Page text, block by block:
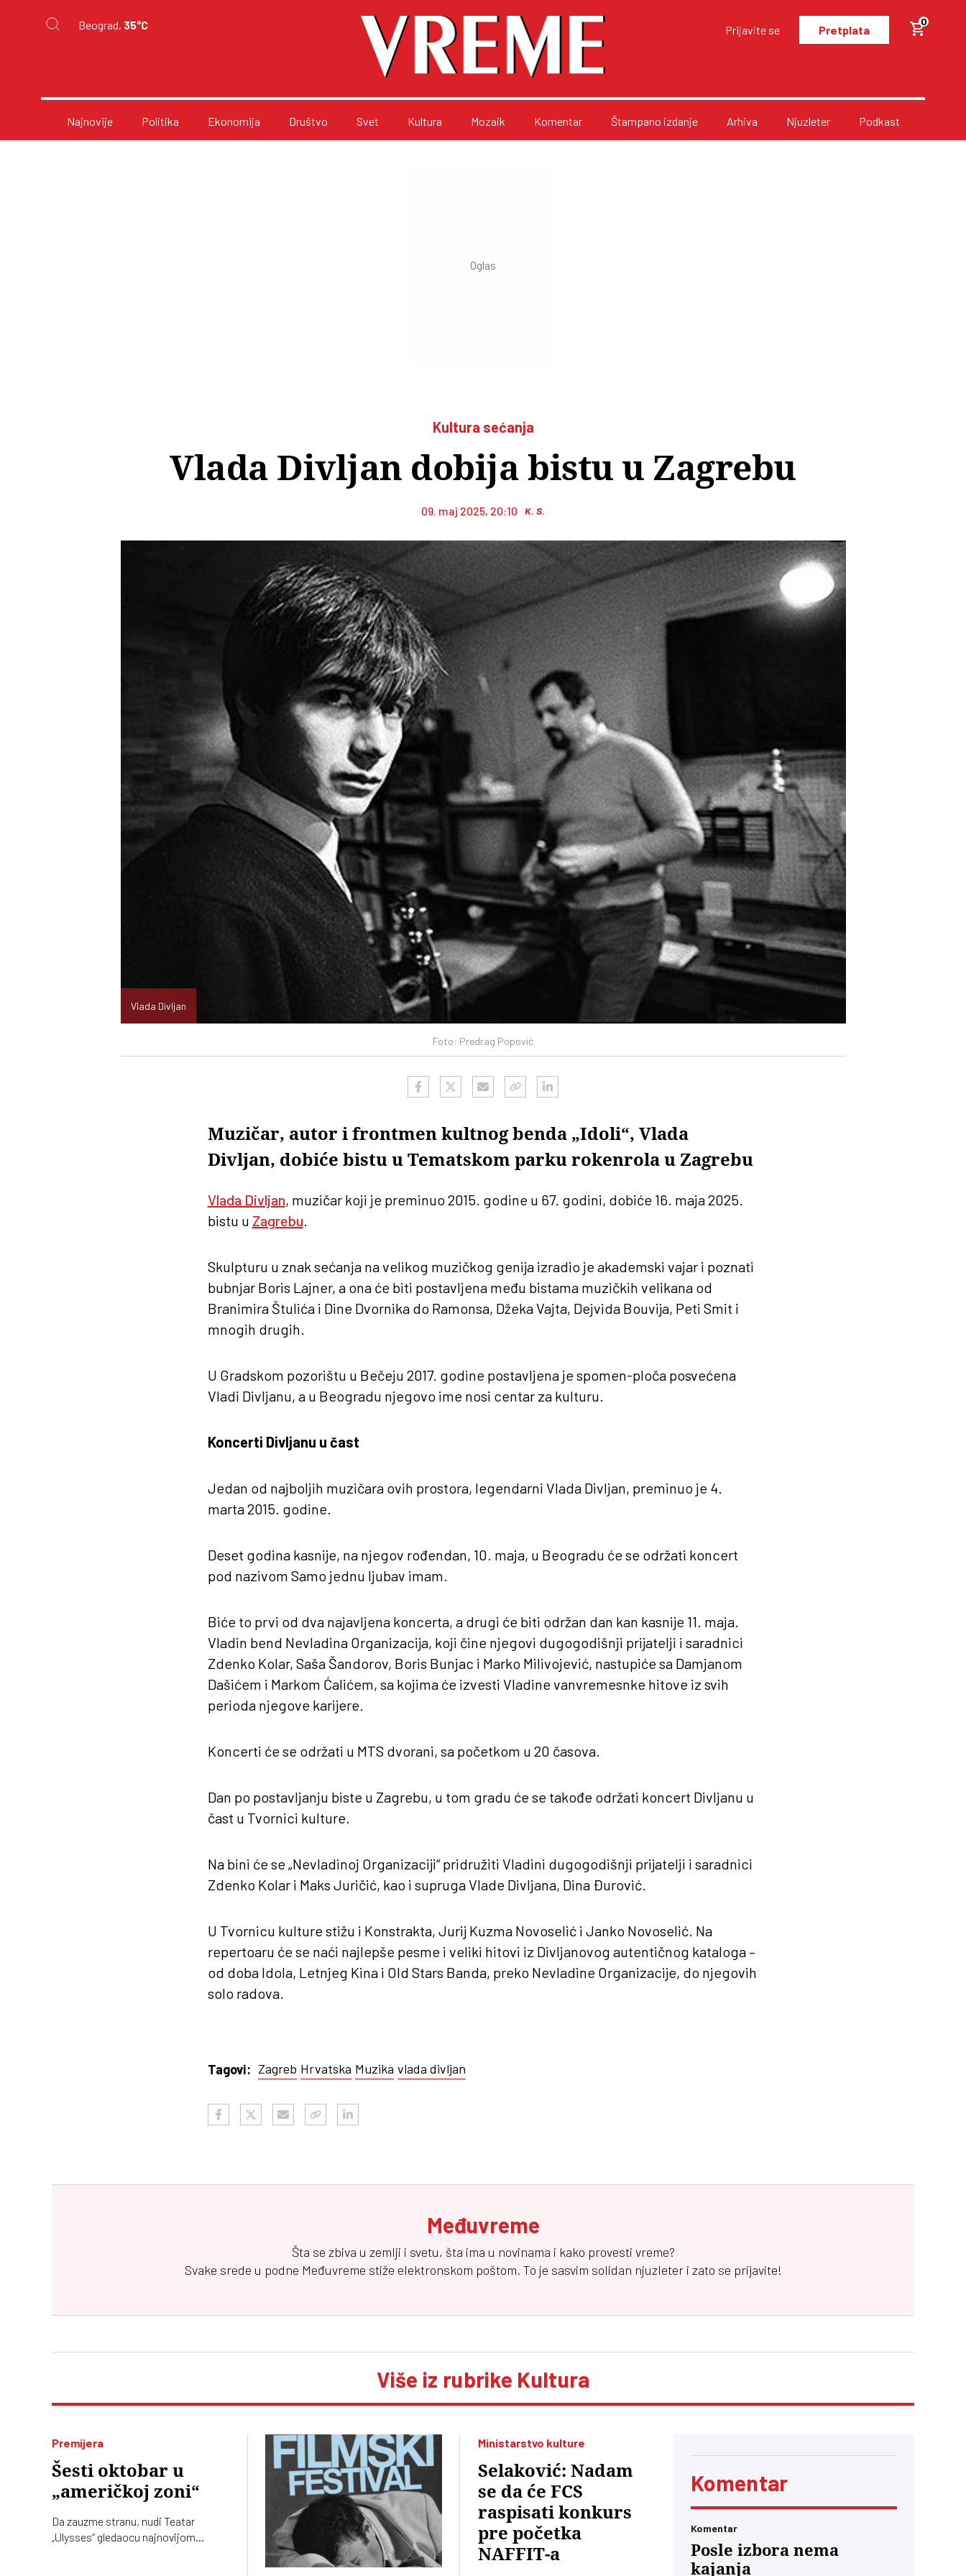
Beograd, 35°C Prijavite se Pretplata
0
Najnovije Politika Ekonomija Društvo Svet Kultura Mozaik Komentar Štampano izdanje Arhiva Njuzleter Podkast
Kultura sećanja
Vlada Divljan dobija bistu u Zagrebu
09. maj 2025, 20:10 K. S.
Foto: Predrag Popović
Vlada Divljan
Muzičar, autor i frontmen kultnog benda „Idoli“, Vlada
Divljan, dobiće bistu u Tematskom parku rokenrola u Zagrebu
Vlada Divljan, muzičar koji je preminuo 2015. godine u 67. godini, dobiće 16. maja 2025.
bistu u Zagrebu.
Skulpturu u znak sećanja na velikog muzičkog genija izradio je akademski vajar i poznati
bubnjar Boris Lajner, a ona će biti postavljena među bistama muzičkih velikana od
Branimira Štulića i Dine Dvornika do Ramonsa, Džeka Vajta, Dejvida Bouvija, Peti Smit i
mnogih drugih.
U Gradskom pozorištu u Bečeju 2017. godine postavljena je spomen-ploča posvećena
Vladi Divljanu, a u Beogradu njegovo ime nosi centar za kulturu.
Koncerti Divljanu u čast
Jedan od najboljih muzičara ovih prostora, legendarni Vlada Divljan, preminuo je 4.
marta 2015. godine.
Deset godina kasnije, na njegov rođendan, 10. maja, u Beogradu će se održati koncert
pod nazivom Samo jednu ljubav imam.
Biće to prvi od dva najavljena koncerta, a drugi će biti održan dan kan kasnije 11. maja.
Vladin bend Nevladina Organizacija, koji čine njegovi dugogodišnji prijatelji i saradnici
Zdenko Kolar, Saša Šandorov, Boris Bunjac i Marko Milivojević, nastupiće sa Damjanom
Dašićem i Markom Ćalićem, sa kojima će izvesti Vladine vanvremesnke hitove iz svih
perioda njegove karijere.
Koncerti će se održati u MTS dvorani, sa početkom u 20 časova.
Dan po postavljanju biste u Zagrebu, u tom gradu će se takođe održati koncert Divljanu u
čast u Tvornici kulture.
Na bini će se „Nevladinoj Organizaciji“ pridružiti Vladini dugogodišnji prijatelji i saradnici
Zdenko Kolar i Maks Juričić, kao i supruga Vlade Divljana, Dina Đurović.
U Tvornicu kulture stižu i Konstrakta, Jurij Kuzma Novoselić i Janko Novoselić. Na
repertoaru će se naći najlepše pesme i veliki hitovi iz Divljanovog autentičnog kataloga –
od doba Idola, Letnjeg Kina i Old Stars Banda, preko Nevladine Organizacije, do njegovih
solo radova.
Tagovi: Zagreb Hrvatska Muzika vlada divljan
Međuvreme
Šta se zbiva u zemlji i svetu, šta ima u novinama i kako provesti vreme?
Svake srede u podne Međuvreme stiže elektronskom poštom. To je sasvim solidan njuzleter i zato se prijavite!
Više iz rubrike Kultura
Premijera
Šesti oktobar u
„američkoj zoni“
Da zauzme stranu, nudi Teatar
„Ulysses“ gledaocu najnovijom
Ministarstvo kulture
Selaković: Nadam
se da će FCS
raspisati konkurs
pre početka
NAFFIT-a
Komentar
Komentar
Posle izbora nema
kajanja